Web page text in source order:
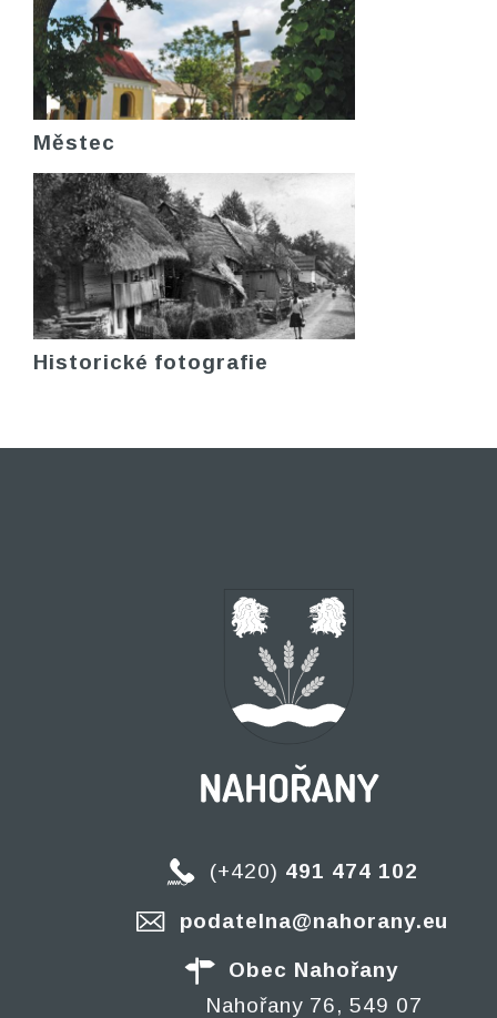
Městec
Historické fotografie
(+420) 491 474 102
podatelna@nahorany.eu
Obec Nahořany
Nahořany 76, 549 07